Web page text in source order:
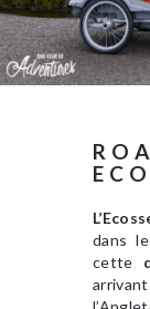
dans
cette